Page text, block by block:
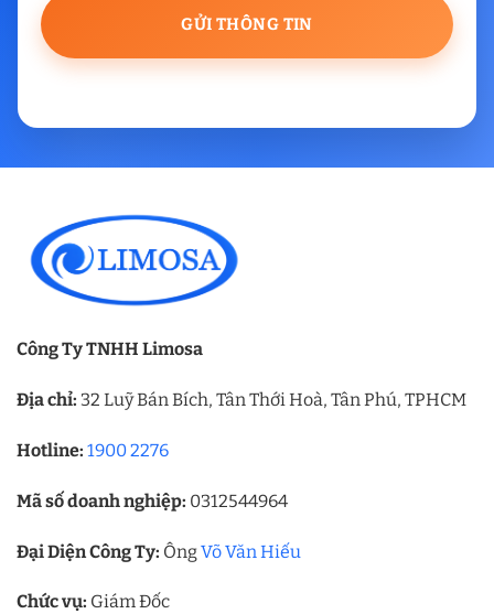
Công Ty TNHH Limosa
Địa chỉ: 32 Luỹ Bán Bích, Tân Thới Hoà, Tân Phú, TPHCM
Hotline: 1900 2276
Mã số doanh nghiệp: 0312544964
Đại Diện Công Ty: ÔngVõ Văn Hiếu
Chức vụ: Giám Đốc